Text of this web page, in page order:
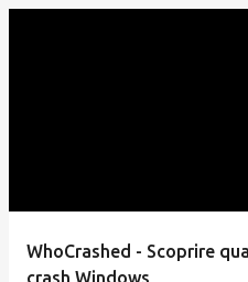
WhoCrashed - Scoprire
crash Windows